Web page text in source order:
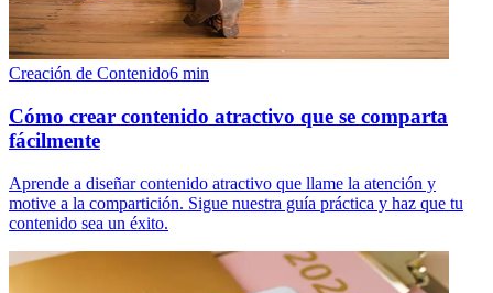
Creación de Contenido6 min
Cómo crear contenido atractivo que se comparta
fácilmente
Aprende a diseñar contenido atractivo que llame la atención y
motive a la compartición. Sigue nuestra guía práctica y haz que tu
contenido sea un éxito.